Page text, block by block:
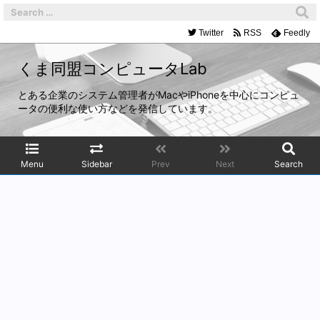
くま同盟コンピュータLab
とある企業のシステム管理者がMacやiPhoneを中心にコンピュ
ータの便利な使い方などを発信しています。
Menu Sidebar Prev Next Search
Twitter RSS Feedly